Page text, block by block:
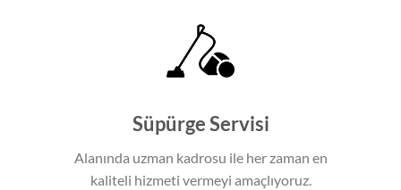
Süpürge Servisi
Alanında uzman kadrosu ile her zaman en
kaliteli hizmeti vermeyi amaçlıyoruz.